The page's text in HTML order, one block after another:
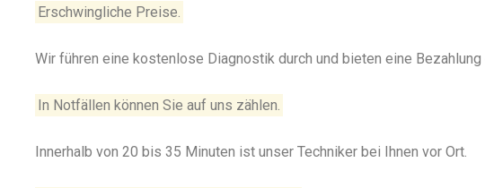
Erschwingliche Preise.
Wir führen eine kostenlose Diagnostik durch und bieten eine Bezahlung
In Notfällen können Sie auf uns zählen.
Innerhalb von 20 bis 35 Minuten ist unser Techniker bei Ihnen vor Ort.